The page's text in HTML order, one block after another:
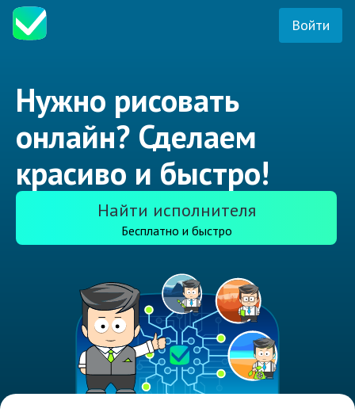
Войти
Нужно рисовать
онлайн? Сделаем
красиво и быстро!
Найти исполнителя
Бесплатно и быстро